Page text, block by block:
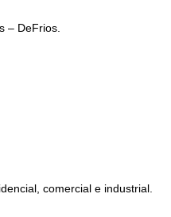
– DeFrios.
comercial e industrial.